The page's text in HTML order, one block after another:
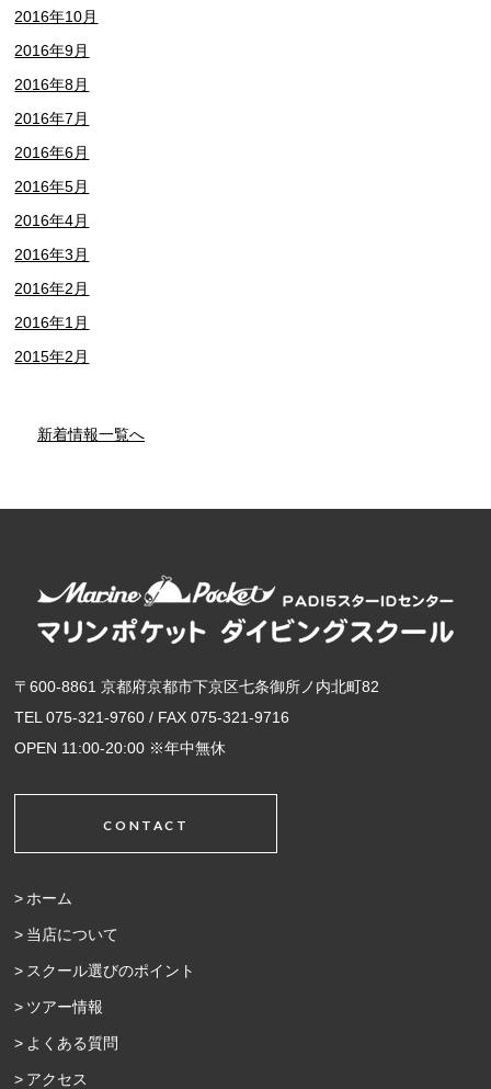
2016年10月
2016年9月
2016年8月
2016年7月
2016年6月
2016年5月
2016年4月
2016年3月
2016年2月
2016年1月
2015年2月
新着情報一覧へ
〒600-8861 京都府京都市下京区七条御所ノ内北町82
TEL 075-321-9760 / FAX 075-321-9716
OPEN 11:00-20:00 ※年中無休
CONTACT
ホーム
当店について
スクール選びのポイント
ツアー情報
よくある質問
アクセス